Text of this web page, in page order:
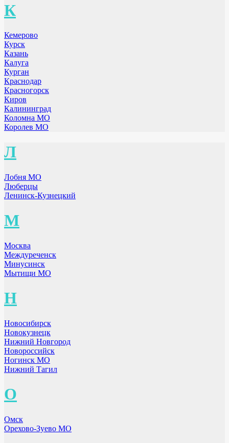
К
Кемерово
Курск
Казань
Калуга
Курган
Краснодар
Красногорск
Киров
Калининград
Коломна МО
Королев МО
Л
Лобня МО
Люберцы
Ленинск-Кузнецкий
М
Москва
Междуреченск
Минусинск
Мытищи МО
Н
Новосибирск
Новокузнецк
Нижний Новгород
Новороссийск
Ногинск МО
Нижний Тагил
О
Омск
Орехово-Зуево МО